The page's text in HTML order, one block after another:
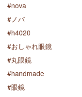
#nova
#ノバ
#h4020
#おしゃれ眼鏡
#丸眼鏡
#handmade
#眼鏡